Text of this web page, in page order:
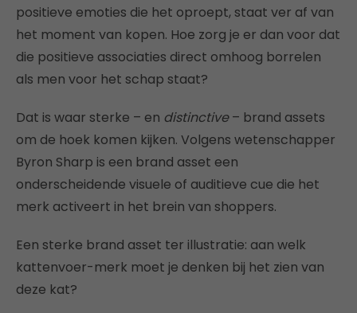
positieve emoties die het oproept, staat ver af van
het moment van kopen. Hoe zorg je er dan voor dat
die positieve associaties direct omhoog borrelen
als men voor het schap staat?
Dat is waar sterke – en distinctive– brand assets
om de hoek komen kijken. Volgens wetenschapper
Byron Sharp is een brand asset een
onderscheidende visuele of auditieve cue die het
merk activeert in het brein van shoppers.
Een sterke brand asset ter illustratie: aan welk
kattenvoer-merk moet je denken bij het zien van
deze kat?